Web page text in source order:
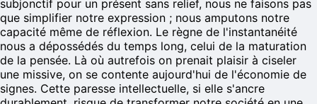
subjonctif pour un présent sans relief, nous ne faisons pas
que simplifier notre expression ; nous amputons notre
capacité même de réflexion. Le règne de l'instantanéité
nous a dépossédés du temps long, celui de la maturation
de la pensée. Là où autrefois on prenait plaisir à ciseler
une missive, on se contente aujourd'hui de l'économie de
signes. Cette paresse intellectuelle, si elle s'ancre